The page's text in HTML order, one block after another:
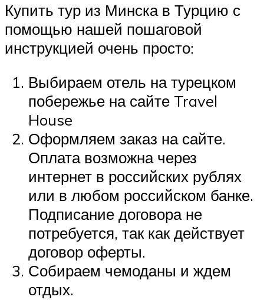
Купить тур из Минска в Турцию с
помощью нашей пошаговой
инструкцией очень просто:
Выбираем отель на турецком
побережье на сайте Travel
House
Оформляем заказ на сайте.
Оплата возможна через
интернет в российских рублях
или в любом российском банке.
Подписание договора не
потребуется, так как действует
договор оферты.
Собираем чемоданы и ждем
отдых.